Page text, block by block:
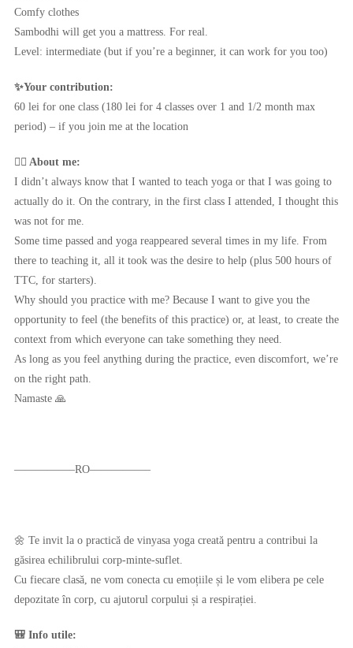
Comfy clothes
Sambodhi will get you a mattress. For real.
Level: intermediate (but if you’re a beginner, it can work for you too)
✨Your contribution:
60 lei for one class (180 lei for 4 classes over 1 and 1/2 month max
period) – if you join me at the location
🧘‍♀️ About me:
I didn’t always know that I wanted to teach yoga or that I was going to
actually do it. On the contrary, in the first class I attended, I thought this
was not for me.
Some time passed and yoga reappeared several times in my life. From
there to teaching it, all it took was the desire to help (plus 500 hours of
TTC, for starters).
Why should you practice with me? Because I want to give you the
opportunity to feel (the benefits of this practice) or, at least, to create the
context from which everyone can take something they need.
As long as you feel anything during the practice, even discomfort, we’re
on the right path.
Namaste 🙏
—————–RO—————–
🌼 Te invit la o practică de vinyasa yoga creată pentru a contribui la
găsirea echilibrului corp-minte-suflet.
Cu fiecare clasă, ne vom conecta cu emoțiile și le vom elibera pe cele
depozitate în corp, cu ajutorul corpului și a respirației.
🎒 Info utile: